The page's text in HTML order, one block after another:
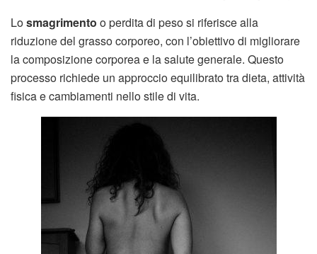
Losmagrimento o perdita di peso si riferisce alla
riduzione del grasso corporeo, con l’obiettivo di migliorare
la composizione corporea e la salute generale. Questo
processo richiede un approccio equilibrato tra dieta, attività
fisica e cambiamenti nello stile di vita.